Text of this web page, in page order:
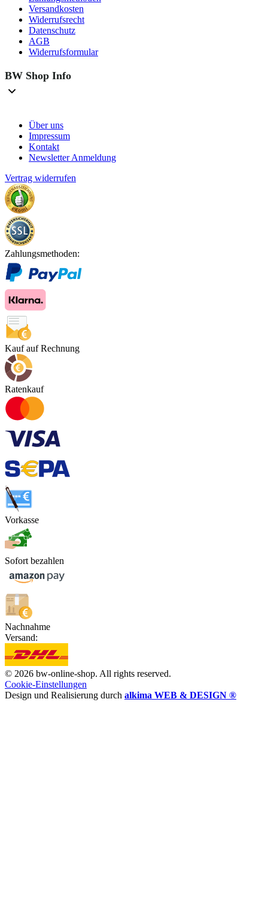
Versandkosten
Widerrufsrecht
Datenschutz
AGB
Widerrufsformular
BW Shop Info
Über uns
Impressum
Kontakt
Newsletter Anmeldung
Vertrag widerrufen
Zahlungsmethoden:
Kauf auf Rechnung
Ratenkauf
Vorkasse
Sofort bezahlen
Nachnahme
Versand:
© 2026 bw-online-shop. All rights reserved.
Cookie-Einstellungen
Design und Realisierung durch alkima WEB & DESIGN ®